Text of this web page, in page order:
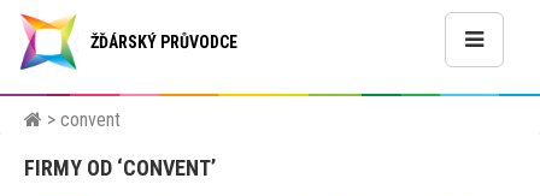
ŽĎÁRSKÝ PRŮVODCE
> convent
FIRMY OD ‘CONVENT’